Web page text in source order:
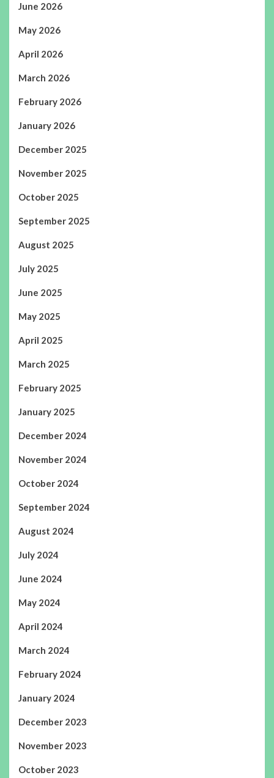
June 2026
May 2026
April 2026
March 2026
February 2026
January 2026
December 2025
November 2025
October 2025
September 2025
August 2025
July 2025
June 2025
May 2025
April 2025
March 2025
February 2025
January 2025
December 2024
November 2024
October 2024
September 2024
August 2024
July 2024
June 2024
May 2024
April 2024
March 2024
February 2024
January 2024
December 2023
November 2023
October 2023